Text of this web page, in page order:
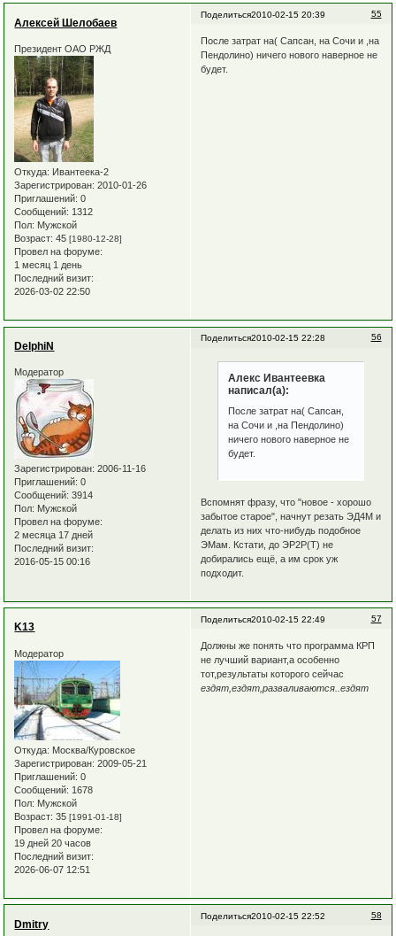
Поделиться 55
2010-02-15 20:39
Алексей Шелобаев
Президент ОАО РЖД
Откуда: Ивантеека-2
Зарегистрирован: 2010-01-26
Приглашений: 0
Сообщений: 1312
Пол: Мужской
Возраст: 45[1980-12-28]
Провел на форуме:
1 месяц 1 день
Последний визит:
2026-03-02 22:50
После затрат на( Сапсан, на Сочи и ,на
Пендолино) ничего нового наверное не
будет.
Поделиться 56
2010-02-15 22:28
DelphiN
Модератор
Зарегистрирован: 2006-11-16
Приглашений: 0
Сообщений: 3914
Пол: Мужской
Провел на форуме:
2 месяца 17 дней
Последний визит:
2016-05-15 00:16
Алекс Ивантеевка
написал(а):
После затрат на( Сапсан,
на Сочи и ,на Пендолино)
ничего нового наверное не
будет.
Вспомнят фразу, что "новое - хорошо
забытое старое", начнут резать ЭД4М и
делать из них что-нибудь подобное
ЭМам. Кстати, до ЭР2Р(Т) не
добирались ещё, а им срок уж
подходит.
Поделиться 57
2010-02-15 22:49
K13
Модератор
Откуда: Москва/Куровское
Зарегистрирован: 2009-05-21
Приглашений: 0
Сообщений: 1678
Пол: Мужской
Возраст: 35[1991-01-18]
Провел на форуме:
19 дней 20 часов
Последний визит:
2026-06-07 12:51
Должны же понять что программа КРП
не лучший вариант,а особенно
тот,результаты которого сейчас
ездят,ездят,разваливаются..ездят
Поделиться 58
2010-02-15 22:52
Dmitry